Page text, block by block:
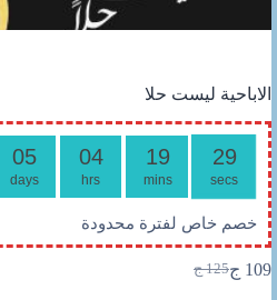
الاباحية ليست حلا
05
days
04
hrs
19
mins
29
secs
خصم خاص لفترة محدودة
125 ج
السعر
109 جالسعر